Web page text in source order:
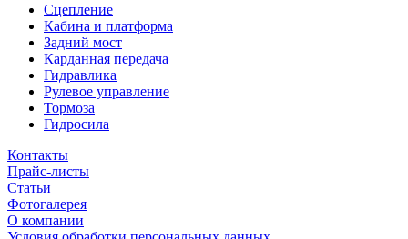
Сцепление
Кабина и платформа
Задний мост
Карданная передача
Гидравлика
Рулевое управление
Тормоза
Гидросила
Контакты
Прайс-листы
Статьи
Фотогалерея
О компании